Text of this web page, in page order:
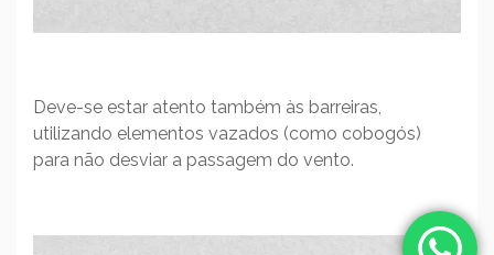
Deve-se estar atento também às barreiras,
utilizando elementos vazados (como cobogós)
para não desviar a passagem do vento.